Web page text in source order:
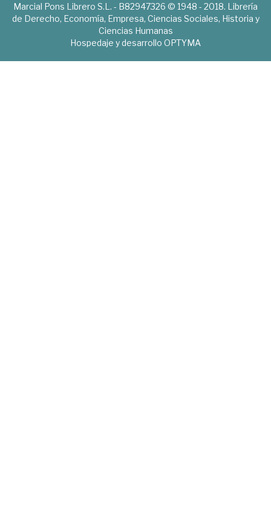
Marcial Pons Librero S.L. - B82947326 © 1948 - 2018. Librería
de Derecho, Economía, Empresa, Ciencias Sociales, Historia y
Ciencias Humanas
Hospedaje y desarrollo OPTYMA